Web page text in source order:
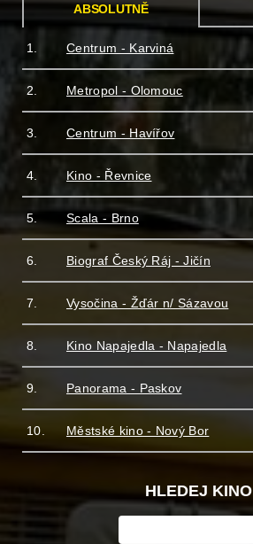
ABSOLUTNĚ
1. Centrum - Karviná
2. Metropol - Olomouc
3. Centrum - Havířov
4. Kino - Řevnice
5. Scala - Brno
6. Biograf Český Ráj - Jičín
7. Vysočina - Žďár n/ Sázavou
8. Kino Napajedla - Napajedla
9. Panorama - Paskov
10. Městské kino - Nový Bor
HLEDEJ KINO